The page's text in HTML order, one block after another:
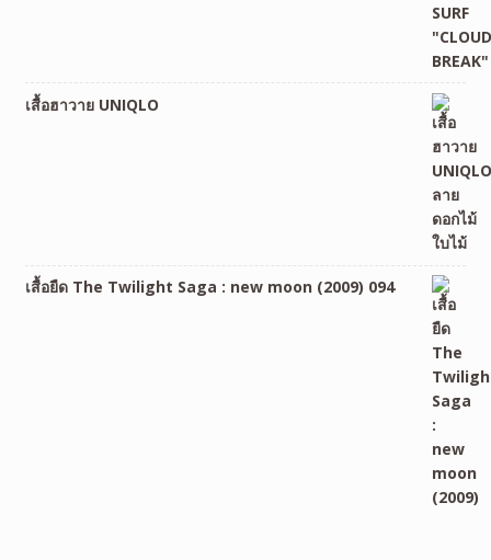
เสื้อฮาวาย UNIQLO
เสื้อยืด The Twilight Saga : new moon (2009) 094